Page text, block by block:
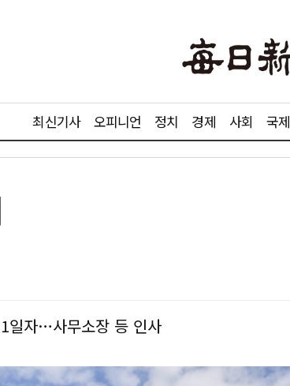
최신기사 오피니언 정치 경제 사회 국제
일자…사무소장 등 인사